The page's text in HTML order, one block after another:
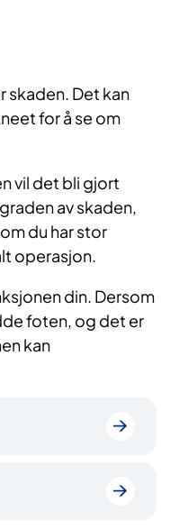
skaden. Det kan
for å se om
vil det bli gjort
av skaden,
du har stor
operasjon.
din. Dersom
foten, og det er
kan